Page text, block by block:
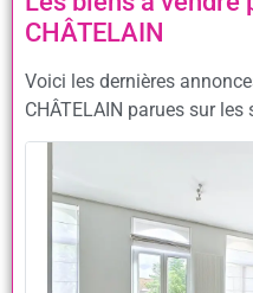
CHÂTELAIN
Voici les dernières
CHÂTELAIN parues sur